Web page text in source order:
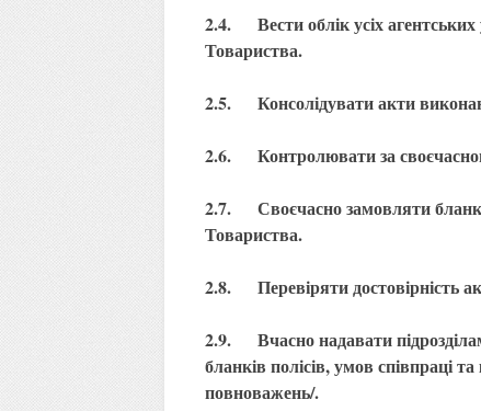
2.4. Вести облік усіх агентських
Товариства.
2.5. Консолідувати акти
2.6. Контролювати за
2.7. Своєчасно замовляти бланки
Товариства.
2.8. Перевіряти достовірність
2.9. Вчасно надавати
бланків полісів, умов співпраці
повноважень/.